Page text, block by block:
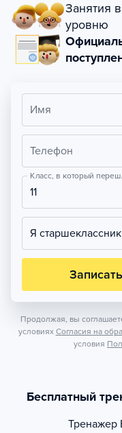
Занятия
уровню
Имя
Телефон
Класс, в который
11
Я старшеклассник
Продолжая, вы
условиях Согласия на
условия
Бесплатный
Тренажер